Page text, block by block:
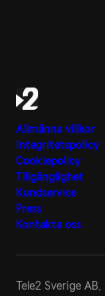
Allmänna villkor
Integritetspolicy
Cookiepolicy
Tillgänglighet
Kundservice
Press
Kontakta oss
Tele2 Sverige AB,